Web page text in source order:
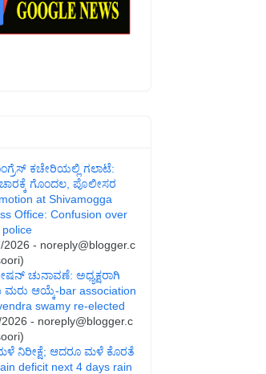
ಕಚೇರಿಯಲ್ಲಿ ಗಲಾಟೆ:
ಗೊಂದಲ, ಪೊಲೀಸರ
at Shivamogga
Office: Confusion over
2026 - noreply@blogger.c
ಚುನಾವಣೆ: ಅಧ್ಯಕ್ಷರಾಗಿ
ಮರು ಆಯ್ಕೆ-bar association
swamy re-elected
- noreply@blogger.c
ನಿರೀಕ್ಷೆ; ಆದರೂ ಮಳೆ ಕೊರತೆ
deficit next 4 days rain